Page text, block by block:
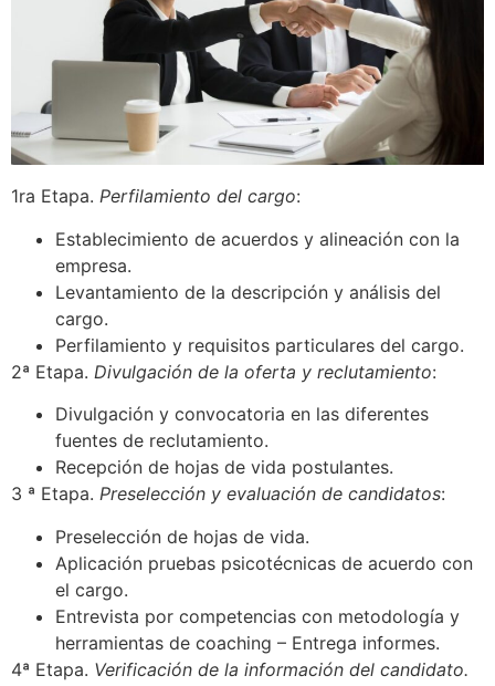
1ra Etapa. Perfilamiento del cargo:
Establecimiento de acuerdos y alineación con la
empresa.
Levantamiento de la descripción y análisis del
cargo.
Perfilamiento y requisitos particulares del cargo.
2ª Etapa. Divulgación de la oferta y reclutamiento:
Divulgación y convocatoria en las diferentes
fuentes de reclutamiento.
Recepción de hojas de vida postulantes.
3 ª Etapa. Preselección y evaluación de candidatos:
Preselección de hojas de vida.
Aplicación pruebas psicotécnicas de acuerdo con
el cargo.
Entrevista por competencias con metodología y
herramientas de coaching – Entrega informes.
4ª Etapa. Verificación de la información del candidato.